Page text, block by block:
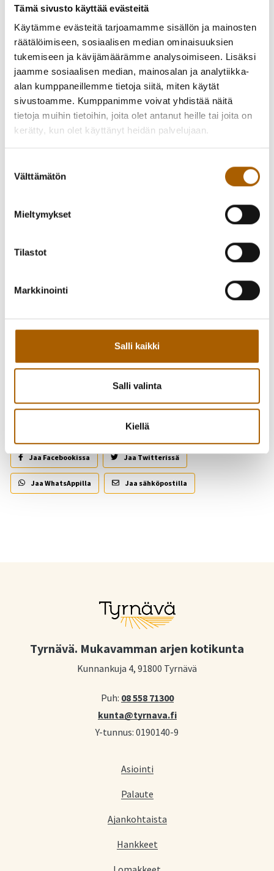
Tämä sivusto käyttää evästeitä
Käytämme evästeitä tarjoamamme sisällön ja mainosten
räätälöimiseen, sosiaalisen median ominaisuuksien
tukemiseen ja kävijämäärämme analysoimiseen. Lisäksi
jaamme sosiaalisen median, mainosalan ja analytiikka-
alan kumppaneillemme tietoja siitä, miten käytät
sivustoamme. Kumppanimme voivat yhdistää näitä
tietoja muihin tietoihin, joita olet antanut heille tai joita on
kerätty, kun olet käyttänyt heidän palvelujaan.
valinta
Välttämätön
Mieltymykset
Tilastot
Markkinointi
Salli kaikki
Salli valinta
Kiellä
Takaisin tapahtumiin
Kutsu kaveri mukaan!
Jaa Facebookissa Jaa Twitterissä
Jaa WhatsAppilla Jaa sähköpostilla
Tyrnävä. Mukavamman arjen kotikunta
Kunnankuja 4, 91800 Tyrnävä
Puh: 08 558 71300
kunta@tyrnava.fi
Y-tunnus: 0190140-9
Asiointi
Palaute
Ajankohtaista
Hankkeet